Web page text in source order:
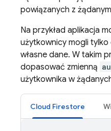
powiązanych z
Na przykład aplikacja
użytkownicy mogli
własne dane. W takim
dopasować zmienną
użytkownika w
Cloud Firestore